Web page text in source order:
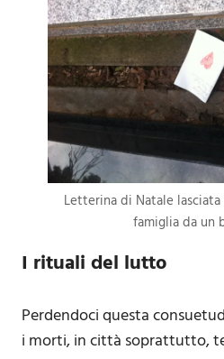
Letterina di Natale
famiglia da un
I rituali del lutto
Perdendoci questa
i morti, in città soprattutto,